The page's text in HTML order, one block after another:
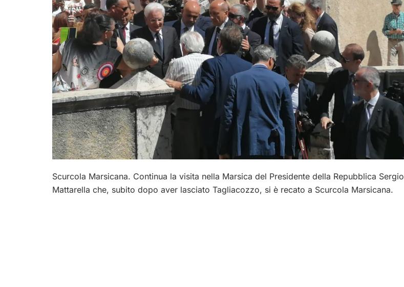
Scurcola Marsicana. Continua la visita nella Marsica del Presidente della Repubblica Sergio
Mattarella che, subito dopo aver lasciato Tagliacozzo, si è recato a Scurcola Marsicana.